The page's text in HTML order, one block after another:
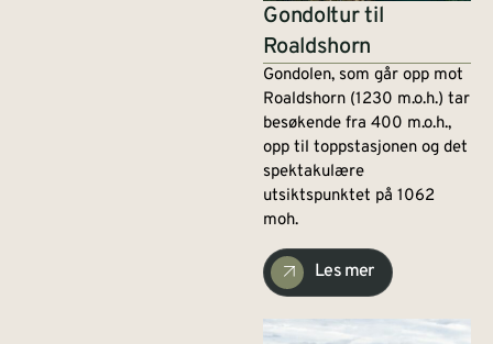
Gondoltur til
Roaldshorn
Gondolen, som går opp mot
Roaldshorn (1230 m.o.h.) tar
besøkende fra 400 m.o.h.,
opp til toppstasjonen og det
spektakulære
utsiktspunktet på 1062
moh.
Les mer